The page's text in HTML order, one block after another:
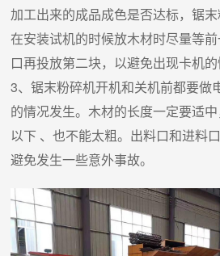
加工出来的成品成色是否达标，锯
在安装试机的时候放木材时尽量等
口再投放第二块，以避免出现卡机的
3、锯末粉碎机开机和关机前都要做
的情况发生。木材的长度一定要适
以下 、也不能太粗。出料口和进料
避免发生一些意外事故。